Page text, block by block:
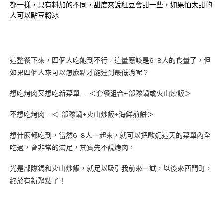
都一樣，只有料加的不同，甜度來說紅豆會甜一些，如果怕太甜的
人可以點豆粉冰
這整餐下來，四個人吃飽到不行，這量應該是6-8人的食量了，但
如果四個人來可以怎麼點才能達到最低消呢？
想吃烤肉又想吃新菜單— ＜套餐組合+部隊鍋或火山炒飯＞
不想吃烤肉—＜ 部隊鍋+火山炒飯+海鮮煎餅＞
想什麼都吃到，當然6-8人一起來，就可以把歐妮這天的菜單內全
吃過，會非常的滿足，其實先不說烤肉，
光是部隊鍋和火山炒飯，就足以吸引我前來一試，以後來西門町，
終於有新聚點了！